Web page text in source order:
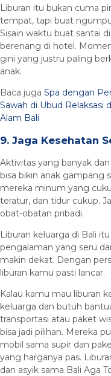
Liburan itu bukan cuma
tempat, tapi buat
Sisain waktu buat santai
berenang di hotel.
gini yang justru paling
anak.
Baca juga Spa dengan
Sawah di Ubud Relaksasi
Alam Bali
9. Jaga Kesehatan
Aktivitas yang banyak
bisa bikin anak gampang
mereka minum yang
teratur, dan tidur cukup.
obat-obatan pribadi.
Liburan keluarga di Bali itu
pengalaman yang seru
makin dekat. Dengan
liburan kamu pasti lancar.
Kalau kamu mau liburan
keluarga dan butuh
transportasi atau paket
bisa jadi pilihan. Mereka
mobil sama supir dan
yang harganya pas.
dan asyik sama Bali Aga